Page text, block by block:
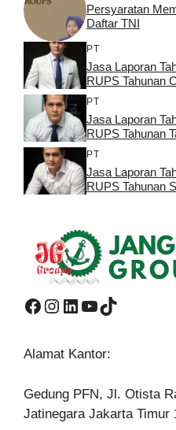
Persyaratan
Daftar TNI
PT
Jasa Laporan
RUPS Tahunan
PT
Jasa Laporan
RUPS Tahunan
PT
Jasa Laporan
RUPS Tahunan
Facebook
Instagram
LinkedIn
YouTube
TikTok
Alamat Kantor:
Gedung PFN, Jl. Otista
Jatinegara Jakarta Timur